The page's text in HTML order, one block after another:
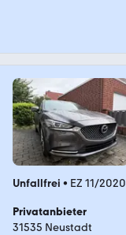
Unfallfrei • EZ 11/2020
Privatanbieter
31535 Neustadt